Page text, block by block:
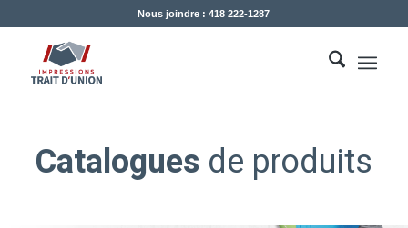
Nous joindre : 418 222-1287
Catalogues de produits